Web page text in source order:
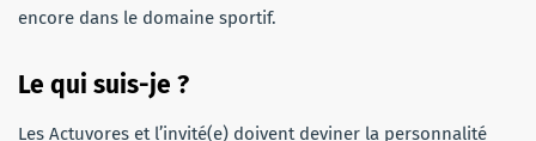
encore dans le domaine sportif.
Le qui suis-je ?
Les Actuvores et l’invité(e) doivent deviner la personnalité